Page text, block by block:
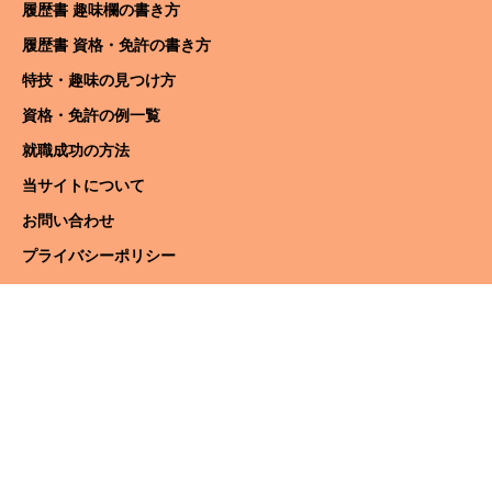
履歴書 趣味欄の書き方
履歴書 資格・免許の書き方
特技・趣味の見つけ方
資格・免許の例一覧
就職成功の方法
当サイトについて
お問い合わせ
プライバシーポリシー